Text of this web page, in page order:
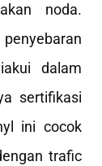
noda.
dalam
sertifikasi
ini cocok
trafic